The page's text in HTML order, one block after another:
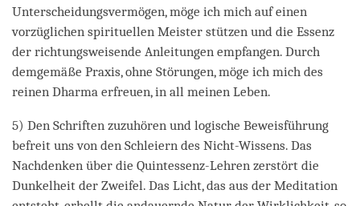
Unterscheidungsvermögen, möge ich mich auf einen
vorzüglichen spirituellen Meister stützen und die Essenz
der richtungsweisende Anleitungen empfangen. Durch
demgemäße Praxis, ohne Störungen, möge ich mich des
reinen Dharma erfreuen, in all meinen Leben.
5) Den Schriften zuzuhören und logische Beweisführung
befreit uns von den Schleiern des Nicht-Wissens. Das
Nachdenken über die Quintessenz-Lehren zerstört die
Dunkelheit der Zweifel. Das Licht, das aus der Meditation